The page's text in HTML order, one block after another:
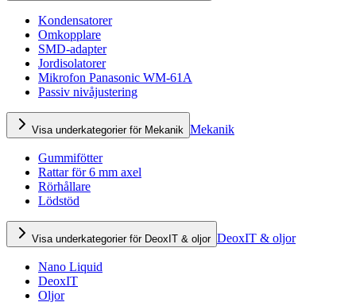
Kondensatorer
Omkopplare
SMD-adapter
Jordisolatorer
Mikrofon Panasonic WM-61A
Passiv nivåjustering
Visa underkategorier för Mekanik Mekanik
Gummifötter
Rattar för 6 mm axel
Rörhållare
Lödstöd
Visa underkategorier för DeoxIT & oljor DeoxIT & oljor
Nano Liquid
DeoxIT
Oljor